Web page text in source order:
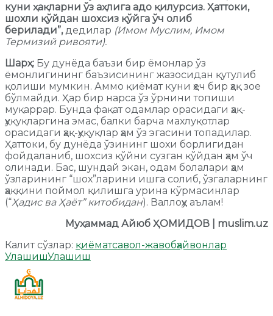
куни ҳақларни ўз аҳлига адо қилурсиз. Ҳаттоки,
шохли қўйдан шохсиз қўйга ўч олиб
берилади”,дедилар (Имом Муслим, Имом
Термизий ривояти).
Шарҳ: Бу дунёда баъзи бир ёмонлар ўз
ёмонлигининг баъзисининг жазосидан қутулиб
қолиши мумкин. Аммо қиёмат куни ҳеч бир ҳақ зое
бўлмайди. Ҳар бир нарса ўз ўрнини топиши
муқаррар. Бунда фақат одамлар орасидаги ҳақ-
ҳуқуқларгина эмас, балки барча махлуқотлар
орасидаги ҳақ-ҳуқуқлар ҳам ўз эгасини топадилар.
Ҳаттоки, бу дунёда ўзининг шохи борлигидан
фойдаланиб, шохсиз қўйни сузган қўйдан ҳам ўч
олинади. Бас, шундай экан, одам болалари ҳам
ўзларининг “шох”ларини ишга солиб, ўзгаларнинг
ҳаққини поймол қилишга урина кўрмасинлар
(“Ҳадис ва Ҳаёт” китобидан). Валлоҳу аълам!
Муҳаммад Айюб ҲОМИДОВ | muslim.uz
Калит сўзлар: қиёматсавол-жавобҳайвонлар
УлашишУлашиш